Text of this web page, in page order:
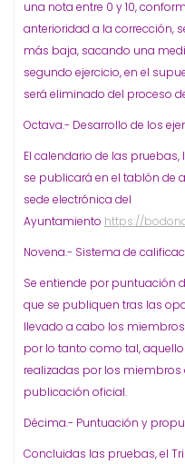
una nota entre 0 y 10,
anterioridad a la corrección,
más baja, sacando una
segundo ejercicio, en el
será eliminado del proceso
Octava.- Desarrollo de los
El calendario de las
se publicará en el tablón de
sede electrónica del
Ayuntamiento https://
Novena.- Sistema de
Se entiende por puntuación
que se publiquen tras las
llevado a cabo los
por lo tanto como tal,
realizadas por los miembros
publicación oficial.
Décima.- Puntuación y
Concluidas las pruebas, el